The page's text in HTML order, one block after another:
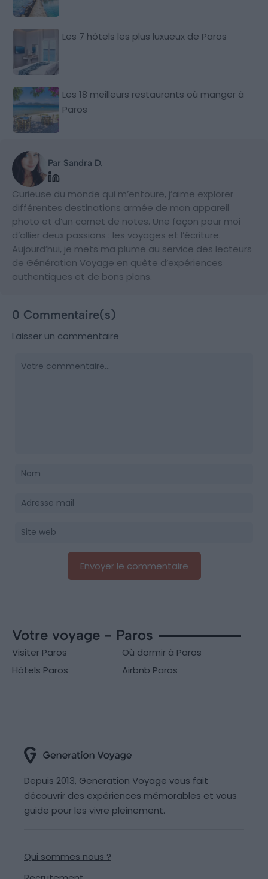
Les 7 hôtels les plus luxueux de Paros
Les 18 meilleurs restaurants où manger à
Paros
Par Sandra D.
Curieuse du monde qui m’entoure, j’aime explorer
différentes destinations armée de mon appareil
photo et d’un carnet de notes. Une façon pour moi
d’allier deux passions : les voyages et l’écriture.
Aujourd’hui, je mets ma plume au service des lecteurs
de Génération Voyage en quête d’expériences
authentiques et de bons plans.
0 Commentaire(s)
Laisser un commentaire
Votre voyage - Paros
Visiter Paros
Où dormir à Paros
Hôtels Paros
Airbnb Paros
Depuis 2013, Generation Voyage vous fait
découvrir des expériences mémorables et vous
guide pour les vivre pleinement.
Qui sommes nous ?